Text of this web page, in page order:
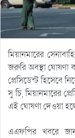
মিয়ানমারের
জরুরি অবস্থা ঘোষণা
প্রেসিডেন্ট হিসেবে
সু চি, মিয়ানমারের
এই ঘোষণা দেওয়া
এএফপির খবরে